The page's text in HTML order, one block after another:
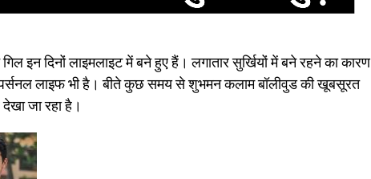
इन दिनों लाइमलाइट में बने हुए हैं। लगातार सुर्खियों में बने रहने का कारण
पर्सनल लाइफ भी है। बीते कुछ समय से शुभमन कलाम बॉलीवुड की खूबसूरत
जा रहा है।